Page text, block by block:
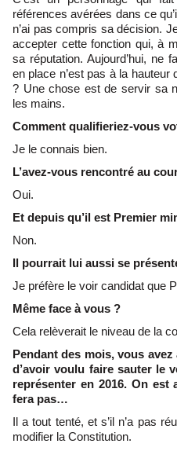
références avérées dans ce
n’ai pas compris sa décision.
accepter cette fonction qui, à
sa réputation. Aujourd’hui, ne
en place n’est pas à la
? Une chose est de servir sa
les mains.
Comment qualifieriez-vous
Je le connais bien.
L’avez-vous rencontré au
Oui.
Et depuis qu’il est Premier
Non.
Il pourrait lui aussi se
Je préfère le voir candidat que
Même face à vous ?
Cela relèverait le niveau de la
Pendant des mois, vous
d’avoir voulu faire sauter le
représenter en 2016. On est
fera pas…
Il a tout tenté, et s’il n’a pas
modifier la Constitution.